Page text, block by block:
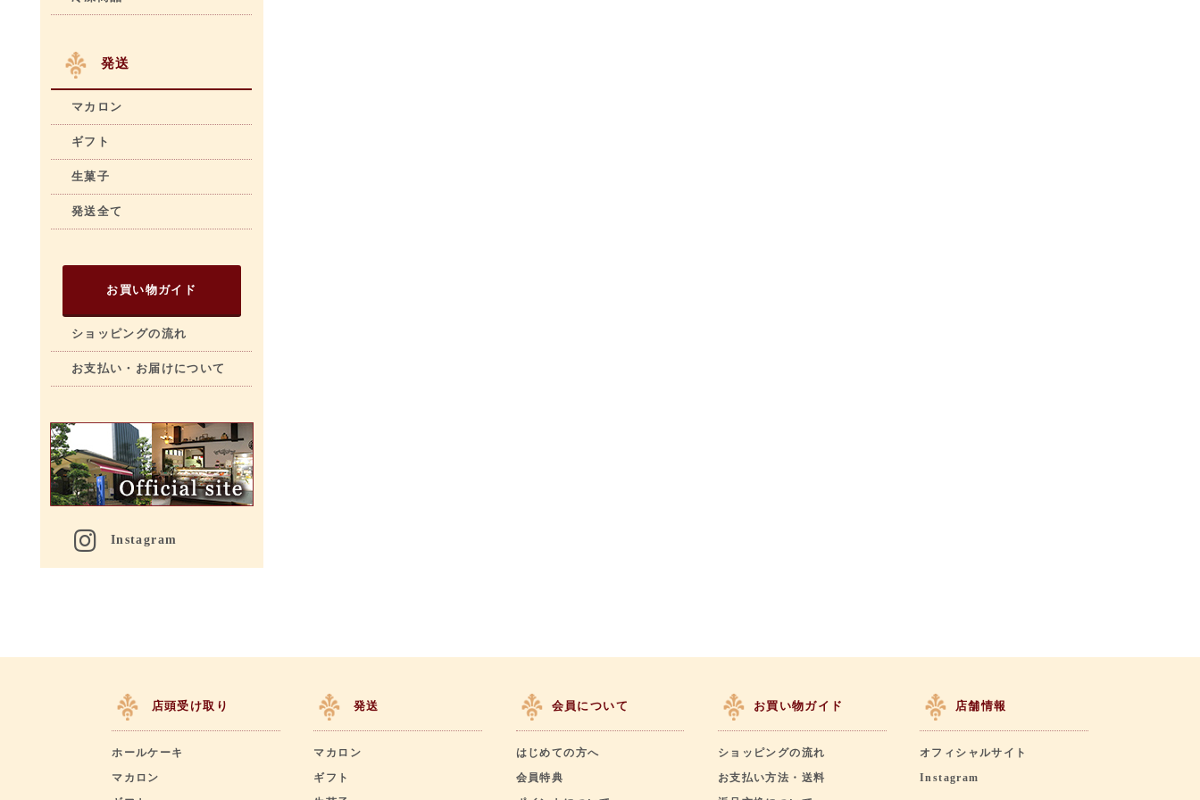
発送
マカロン
ギフト
生菓子
発送全て
お買い物ガイド
ショッピングの流れ
お支払い・お届けについて
Instagram
店頭受け取り
ホールケーキ
マカロン
発送
マカロン
ギフト
会員について
はじめての方へ
会員特典
お買い物ガイド
ショッピングの流れ
お支払い方法・送料
店舗情報
オフィシャルサイト
Instagram